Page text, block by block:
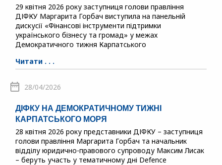
29 квітня 2026 року заступниця голови правління
ДІФКУ Маргарита Горбач виступила на панельній
дискусії «Фінансові інструменти підтримки
українського бізнесу та громад» у межах
Демократичного тижня Карпатського
Читати . . .
28/04/2026
ДІФКУ НА ДЕМОКРАТИЧНОМУ ТИЖНІ
КАРПАТСЬКОГО МОРЯ
28 квітня 2026 року представники ДІФКУ – заступниця
голови правління Маргарита Горбач та начальник
відділу юридично-правового супроводу Максим Лисак
– беруть участь у тематичному дні Defence